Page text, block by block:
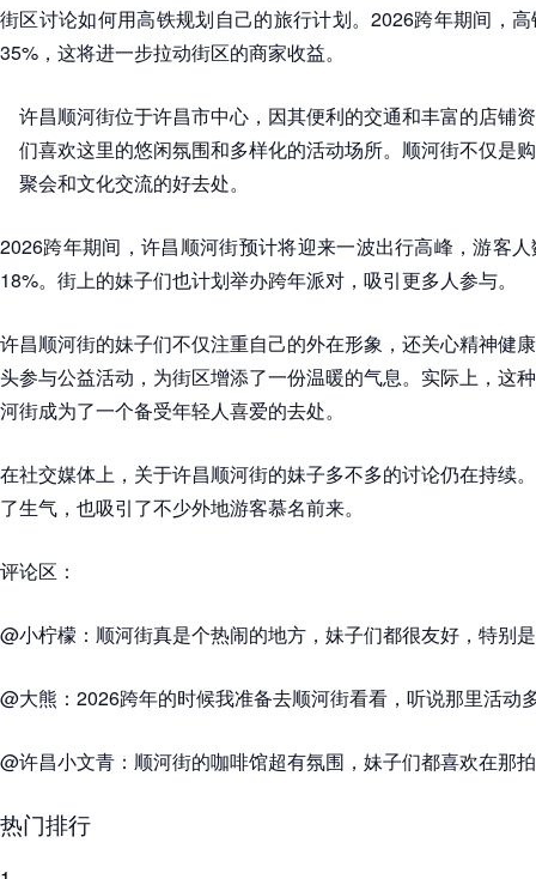
街区讨论如何用高铁规划自己的旅行计划。2026跨年期间，
35%，这将进一步拉动街区的商家收益。
许昌顺河街位于许昌市中心，因其便利的交通和丰富的店铺
们喜欢这里的悠闲氛围和多样化的活动场所。顺河街不仅是
聚会和文化交流的好去处。
2026跨年期间，许昌顺河街预计将迎来一波出行高峰，游客
18%。街上的妹子们也计划举办跨年派对，吸引更多人参与。
许昌顺河街的妹子们不仅注重自己的外在形象，还关心精神健
头参与公益活动，为街区增添了一份温暖的气息。实际上，这
河街成为了一个备受年轻人喜爱的去处。
在社交媒体上，关于许昌顺河街的妹子多不多的讨论仍在持续
了生气，也吸引了不少外地游客慕名前来。
评论区：
@小柠檬：顺河街真是个热闹的地方，妹子们都很友好，特别
@大熊：2026跨年的时候我准备去顺河街看看，听说那里活动
@许昌小文青：顺河街的咖啡馆超有氛围，妹子们都喜欢在那
热门排行